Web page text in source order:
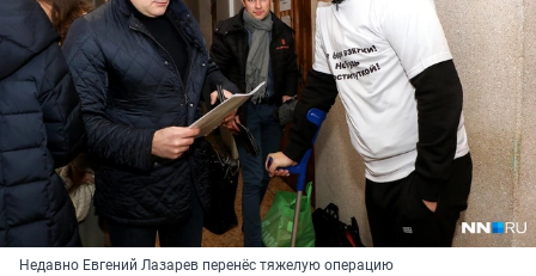
Недавно Евгений Лазарев перенёс тяжелую операцию